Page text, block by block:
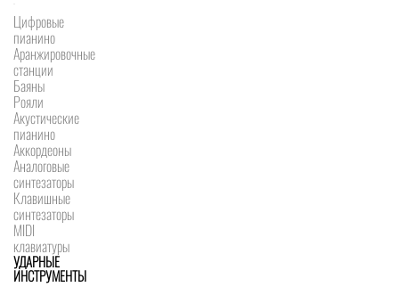
Цифровые
пианино
Аранжировочные
станции
Баяны
Рояли
Акустические
пианино
Аккордеоны
Аналоговые
синтезаторы
Клавишные
синтезаторы
MIDI
клавиатуры
УДАРНЫЕ
ИНСТРУМЕНТЫ